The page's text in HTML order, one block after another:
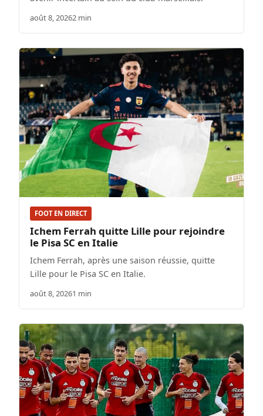
août 8, 20262 min
FOOT EN DIRECT
Ichem Ferrah quitte Lille pour rejoindre
le Pisa SC en Italie
Ichem Ferrah, après une saison réussie, quitte
Lille pour le Pisa SC en Italie.
août 8, 20261 min